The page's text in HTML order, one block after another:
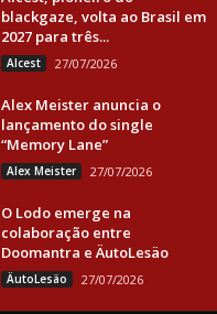
blackgaze, volta ao Brasil em
2027 para três...
Alcest 27/07/2026
Alex Meister anuncia o
lançamento do single
“Memory Lane”
Alex Meister 27/07/2026
O Lodo emerge na
colaboração entre
Doomantra e ÄutoLesäo
ÄutoLesäo 27/07/2026